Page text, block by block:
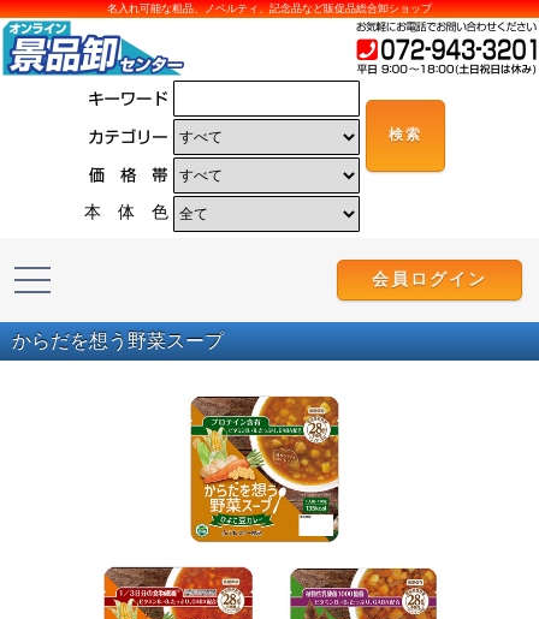
名入れ可能な粗品、ノベルティ、記念品など販促品総合卸ショップ
本 体 色
会員ログイン
からだを想う野菜スープ